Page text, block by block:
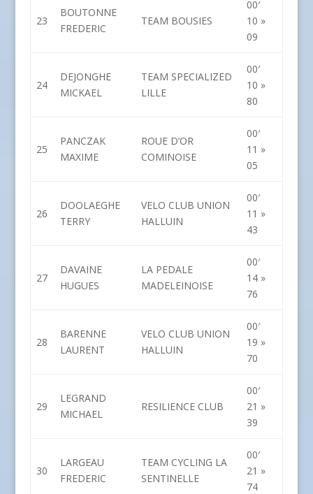
23
BOUTONNE
FREDERIC
TEAM BOUSIES
00′
10 »
09
24
DEJONGHE
MICKAEL
TEAM SPECIALIZED
LILLE
00′
10 »
80
25
PANCZAK
MAXIME
ROUE D’OR
COMINOISE
00′
11 »
05
26
DOOLAEGHE
TERRY
VELO CLUB UNION
HALLUIN
00′
11 »
43
27
DAVAINE
HUGUES
LA PEDALE
MADELEINOISE
00′
14 »
76
28
BARENNE
LAURENT
VELO CLUB UNION
HALLUIN
00′
19 »
70
29
LEGRAND
MICHAEL
RESILIENCE CLUB
00′
21 »
39
30
LARGEAU
FREDERIC
TEAM CYCLING LA
SENTINELLE
00′
21 »
74